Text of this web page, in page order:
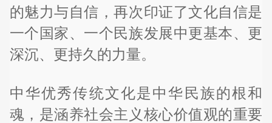
的魅力与自信，再次印证了文化自信是
一个国家、一个民族发展中更基本、更
深沉、更持久的力量。
中华优秀传统文化是中华民族的根和
魂，是涵养社会主义核心价值观的重要